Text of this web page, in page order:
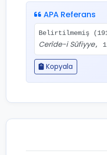
APA Referans
Belirtilmemiş
Cerîde-i Sûfiyye,
Kopyala